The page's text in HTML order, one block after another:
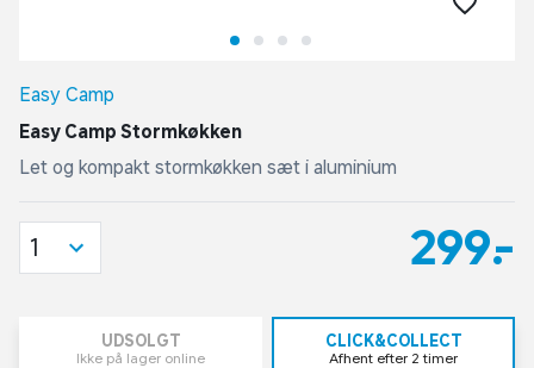
Easy Camp
Easy Camp Stormkøkken
Let og kompakt stormkøkken sæt i aluminium
299,-
1
UDSOLGT
Ikke på lager online
CLICK&COLLECT
Afhent efter 2 timer